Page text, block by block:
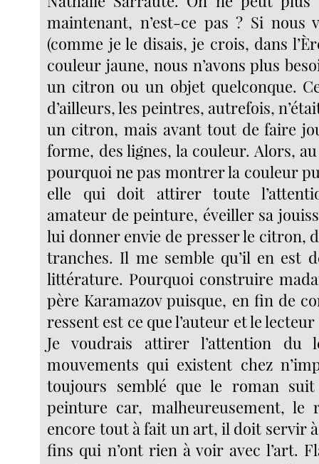
maintenant, n’est-ce pas ? Si nous
(comme je le disais, je crois, dans
couleur jaune, nous n’avons plus
un citron ou un objet quelconque.
d’ailleurs, les peintres, autrefois,
un citron, mais avant tout de faire
forme, des lignes, la couleur. Alors,
pourquoi ne pas montrer la couleur
elle qui doit attirer toute
amateur de peinture, éveiller sa
lui donner envie de presser le citron,
tranches. Il me semble qu’il en est
littérature. Pourquoi construire
père Karamazov puisque, en fin de
ressent est ce que l’auteur et le
Je voudrais attirer l’attention du
mouvements qui existent chez
toujours semblé que le roman
peinture car, malheureusement, le
encore tout à fait un art, il doit servir
fins qui n’ont rien à voir avec l’art.